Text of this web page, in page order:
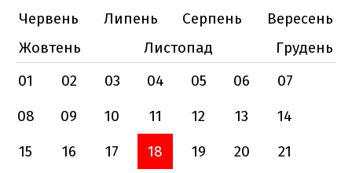
Червень
Липень Серпень
Вересень
Жовтень
Листопад
Грудень
01
02 03 04 05 06
07
08
09 10 11 12 13
14
15
16 17 18 19 20
21